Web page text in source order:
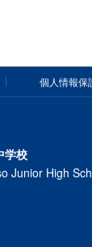
個人情報保
学校
Junior High